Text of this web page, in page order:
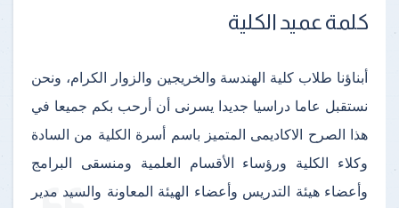
كلمة عميد الكلية
أبناؤنا طلاب كلية الهندسة والخريجين والزوار الكرام، ونحن
نستقبل عاما دراسيا جديدا يسرنى أن أرحب بكم جميعا في
هذا الصرح الاكاديمى المتميز باسم أسرة الكلية من السادة
وكلاء الكلية ورؤساء الأقسام العلمية ومنسقى البرامج
وأعضاء هيئة التدريس وأعضاء الهيئة المعاونة والسيد مدير